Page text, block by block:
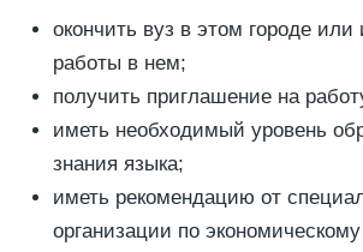
окончить вуз в этом городе
работы в нем;
получить приглашение на
иметь необходимый уровень
знания языка;
иметь рекомендацию от
организации по